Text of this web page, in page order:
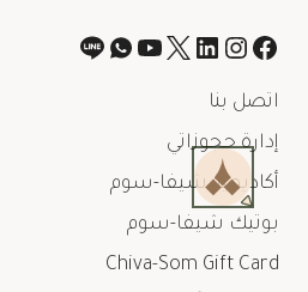
اتصل بنا
إدارة حجوزاتي
أكاديمية شيفا-سوم
بوتيك شيفا-سوم
Chiva-Som Gift Card